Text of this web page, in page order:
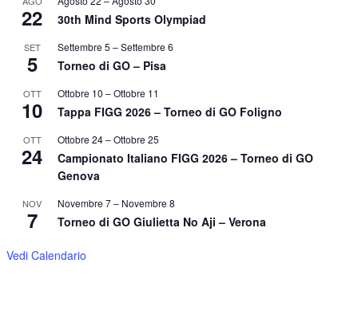
22 30th Mind Sports Olympiad
SET
5
Settembre 5 –Settembre 6
Torneo di GO – Pisa
OTT
10
Ottobre 10 –Ottobre 11
Tappa FIGG 2026 – Torneo di GO Foligno
OTT
24
Ottobre 24–Ottobre 25
Campionato Italiano FIGG 2026 – Torneo di GO
Genova
NOV
7
Novembre 7– Novembre 8
Torneo di GO Giulietta No Aji – Verona
Vedi Calendario